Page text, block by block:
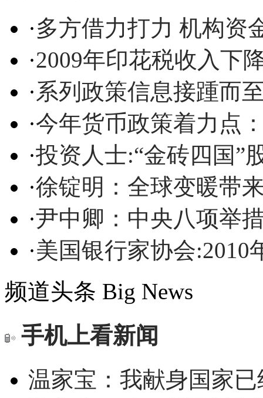
·多方借力打力 机构资
·2009年印花税收入下
·系列政策信息接踵而
·今年货币政策着力点
·投资人士:“金砖四国”
·徐锭明：全球变暖带
·尹中卿：中央八项举
·美国银行家协会:2010
频道头条 Big News
手机上看新闻
温家宝：我献身国家